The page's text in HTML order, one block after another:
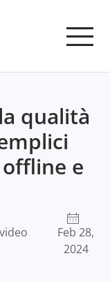
qualità
e
Feb 28,
2024